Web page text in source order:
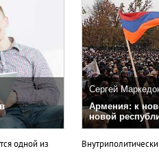
одной из
Сергей
Армения: к
новой